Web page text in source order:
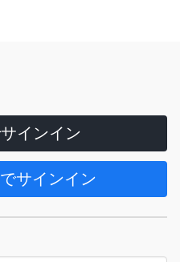
インイン
サインイン